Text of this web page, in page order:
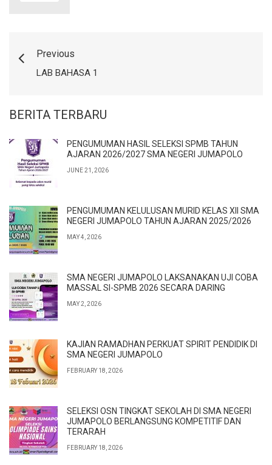
Previous
LAB BAHASA 1
BERITA TERBARU
PENGUMUMAN HASIL SELEKSI SPMB TAHUN
AJARAN 2026/2027 SMA NEGERI JUMAPOLO
JUNE 21, 2026
PENGUMUMAN KELULUSAN MURID KELAS XII SMA
NEGERI JUMAPOLO TAHUN AJARAN 2025/2026
MAY 4, 2026
SMA NEGERI JUMAPOLO LAKSANAKAN UJI COBA
MASSAL SI-SPMB 2026 SECARA DARING
MAY 2, 2026
KAJIAN RAMADHAN PERKUAT SPIRIT PENDIDIK DI
SMA NEGERI JUMAPOLO
FEBRUARY 18, 2026
SELEKSI OSN TINGKAT SEKOLAH DI SMA NEGERI
JUMAPOLO BERLANGSUNG KOMPETITIF DAN
TERARAH
FEBRUARY 18, 2026